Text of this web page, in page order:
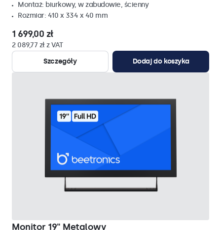
Montaż: biurkowy, w zabudowie, ścienny
Rozmiar: 410 x 334 x 40 mm
1 699,00 zł
2 089,77 zł z VAT
Szczegóły
Dodaj do koszyka
Monitor 19" Metalowy